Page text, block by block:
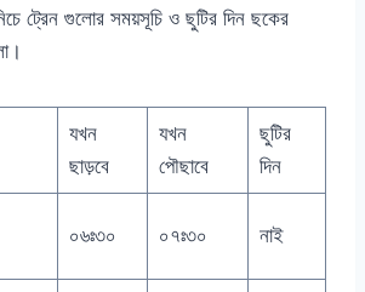
ট্রেন গুলোর সময়সূচি ও ছুটির দিন ছকের
যখন
ছাড়বে
যখন
পৌছাবে
ছুটির
দিন
০৬ঃ৩০ ০৭ঃ৩০ নাই